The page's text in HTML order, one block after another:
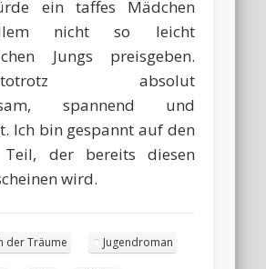
ein taffes Mädchen
nicht so leicht
Jungs preisgeben.
absolut
spannend und
Ich bin gespannt auf den
Teil, der bereits diesen
wird.
der Träume Jugendroman